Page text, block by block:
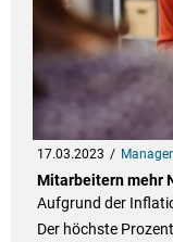
17.03.2023
Mitarbeitern mehr
Aufgrund der
Der höchste